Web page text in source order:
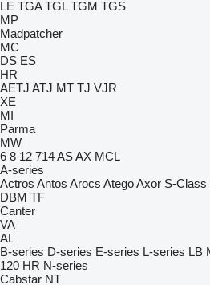
LE TGA TGL TGM TGS
MP
Madpatcher
MC
DS ES
HR
AETJ ATJ MT TJ VJR
XE
MI
Parma
MW
6 8 12 714ASAX MCL
A-series
Actros Antos Arocs AtegoAxor S-Class
DBM TF
Canter
VA
AL
B-series D-series E-series L-series LB
120 HR N-series
Cabstar NT